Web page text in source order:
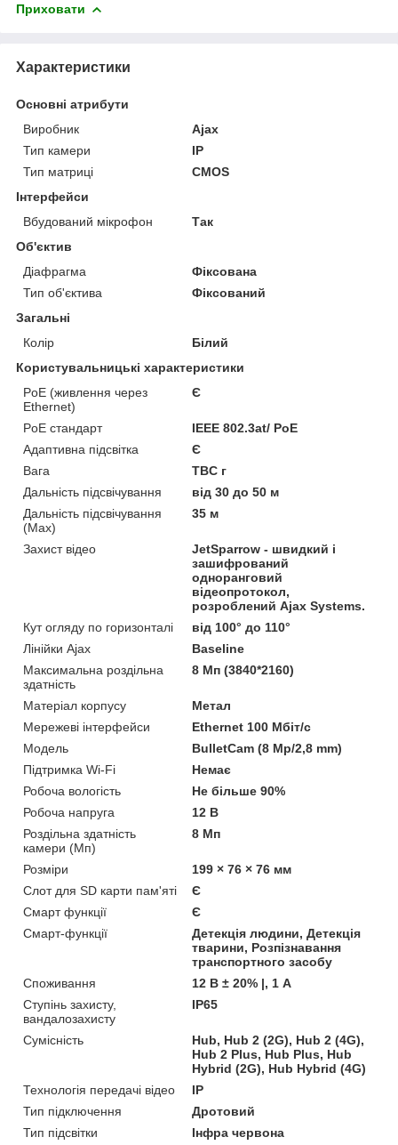
Приховати
Характеристики
Основні атрибути
Виробник
Ajax
Тип камери
IP
Тип матриці
CMOS
Інтерфейси
Вбудований мікрофон
Так
Об'єктив
Діафрагма
Фіксована
Тип об'єктива
Фіксований
Загальні
Колір
Білий
Користувальницькі характеристики
PoE (живлення через
Ethernet)
Є
PoE стандарт
IEEE 802.3at/ PoE
Адаптивна підсвітка
Є
Вага
TBC г
Дальність підсвічування
від 30 до 50 м
Дальність підсвічування
(Max)
35 м
Захист відео
JetSparrow - швидкий і
зашифрований
одноранговий
відеопротокол,
розроблений Ajax Systems.
Кут огляду по горизонталі
від 100° до 110°
Лінійки Ajax
Baseline
Максимальна роздільна
здатність
8 Мп (3840*2160)
Матеріал корпусу
Метал
Мережеві інтерфейси
Ethernet 100 Мбіт/с
Мoдель
BulletCam (8 Mp/2,8 mm)
Підтримка Wi-Fi
Немає
Робоча вологість
Не більше 90%
Робоча напруга
12 В
Роздільна здатність
камери (Мп)
8 Мп
Розміри
199 × 76 × 76 мм
Слот для SD карти пам'яті
Є
Смарт функції
Є
Смарт-функції
Детекція людини, Детекція
тварини, Розпізнавання
транспортного засобу
Споживання
12 В ± 20% |, 1 А
Ступінь захисту,
вандалозахисту
IP65
Сумісність
Hub, Hub 2 (2G), Hub 2 (4G),
Hub 2 Plus, Hub Plus, Hub
Hybrid (2G), Hub Hybrid (4G)
Технологія передачі відео
IP
Тип підключення
Дротовий
Тип підсвітки
Інфра червона